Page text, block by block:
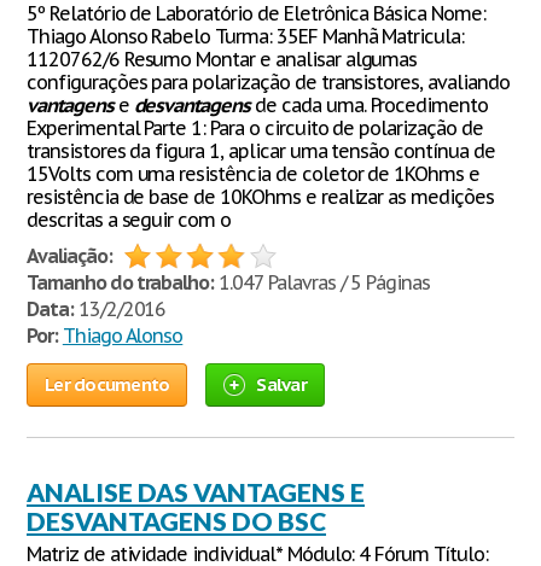
5º Relatório de Laboratório de Eletrônica Básica Nome:
Thiago Alonso Rabelo Turma: 35EF Manhã Matricula:
1120762/6 Resumo Montar e analisar algumas
configurações para polarização de transistores, avaliando
vantagense desvantagensde cada uma. Procedimento
Experimental Parte 1: Para o circuito de polarização de
transistores da figura 1, aplicar uma tensão contínua de
15Volts com uma resistência de coletor de 1KOhms e
resistência de base de 10KOhms e realizar as medições
descritas a seguir com o
Avaliação:
Tamanho do trabalho:1.047 Palavras / 5 Páginas
Data:13/2/2016
Por: Thiago Alonso
Ler documento Salvar
ANALISE DAS VANTAGENS E
DESVANTAGENS DO BSC
Matriz de atividade individual* Módulo: 4 Fórum Título: